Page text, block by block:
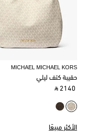
MICHAEL MICHAEL KORS
حقيبة كتف ليلي
‎ ⃁ 2140 ‎
الأكثر مبيعًا